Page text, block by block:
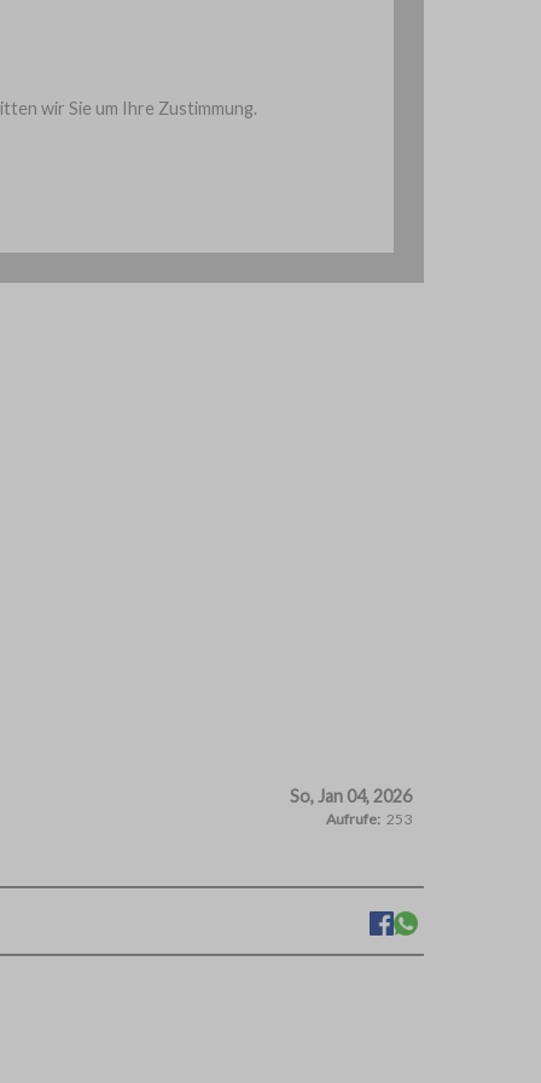
wir Sie um Ihre Zustimmung.
So, Jan 04, 2026
Aufrufe: 253